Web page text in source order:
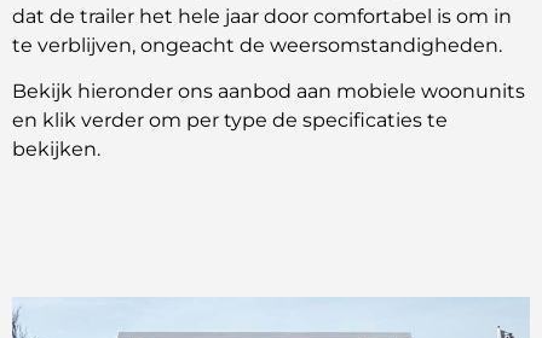
dat de trailer het hele jaar door comfortabel is om in
te verblijven, ongeacht de weersomstandigheden.
Bekijk hieronder ons aanbod aan mobiele woonunits
en klik verder om per type de specificaties te
bekijken.